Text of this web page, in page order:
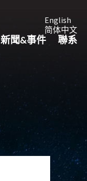
English
简体中文
新聞&事件 聯系